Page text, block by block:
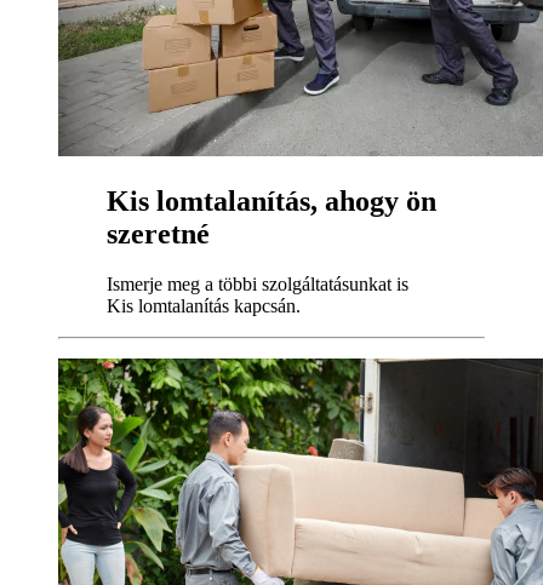
Kis lomtalanítás, ahogy ön
szeretné
Ismerje meg a többi szolgáltatásunkat is
Kis lomtalanítás kapcsán.